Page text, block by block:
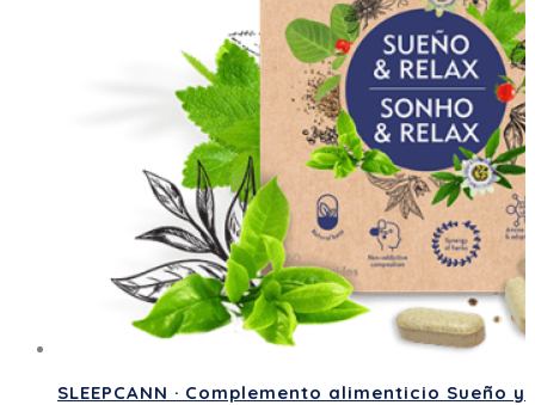
SLEEPCANN · Complemento alimenticio Sueño y